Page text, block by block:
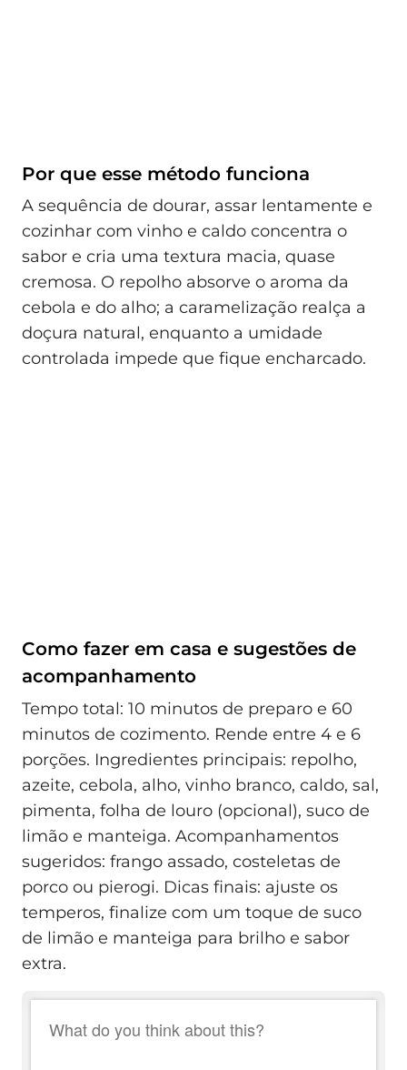
Por que esse método funciona
A sequência de dourar, assar lentamente e
cozinhar com vinho e caldo concentra o
sabor e cria uma textura macia, quase
cremosa. O repolho absorve o aroma da
cebola e do alho; a caramelização realça a
doçura natural, enquanto a umidade
controlada impede que fique encharcado.
Como fazer em casa e sugestões de
acompanhamento
Tempo total: 10 minutos de preparo e 60
minutos de cozimento. Rende entre 4 e 6
porções. Ingredientes principais: repolho,
azeite, cebola, alho, vinho branco, caldo, sal,
pimenta, folha de louro (opcional), suco de
limão e manteiga. Acompanhamentos
sugeridos: frango assado, costeletas de
porco ou pierogi. Dicas finais: ajuste os
temperos, finalize com um toque de suco
de limão e manteiga para brilho e sabor
extra.